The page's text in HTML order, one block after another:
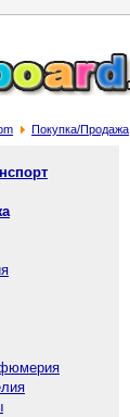
Покупка/Продажа